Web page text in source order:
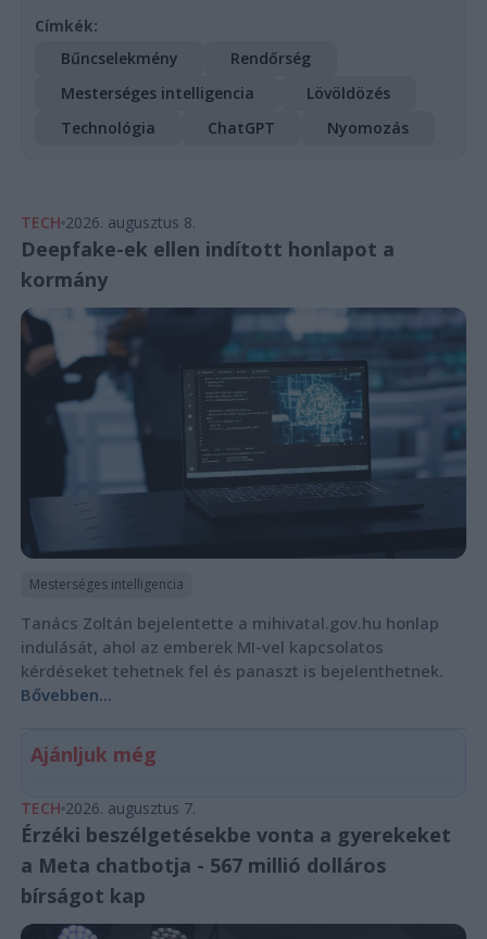
Címkék:
Bűncselekmény
Rendőrség
Mesterséges intelligencia
Lövöldözés
Technológia
ChatGPT Nyomozás
TECH 2026. augusztus 8.
Deepfake-ek ellen indított honlapot a
kormány
Mesterséges intelligencia
Tanács Zoltán bejelentette a mihivatal.gov.hu honlap
indulását, ahol az emberek MI-vel kapcsolatos
kérdéseket tehetnek fel és panaszt is bejelenthetnek.
Bővebben...
Ajánljuk még
TECH 2026. augusztus 7.
Érzéki beszélgetésekbe vonta a gyerekeket
a Meta chatbotja - 567 millió dolláros
bírságot kap